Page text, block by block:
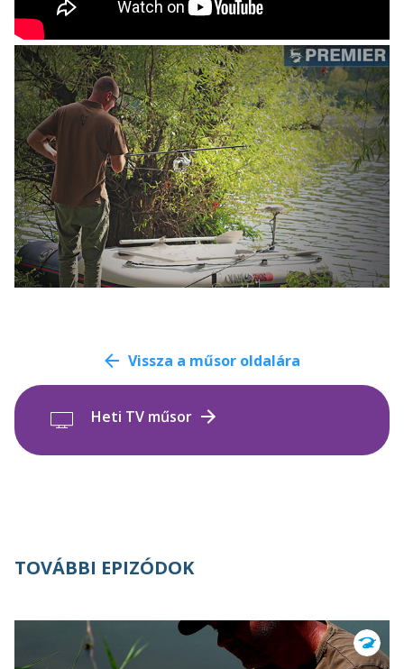
Vissza a műsor oldalára
Heti TV műsor
TOVÁBBI EPIZÓDOK